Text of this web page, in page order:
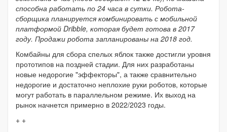
способна работать по 24 часа в сутки. Робота-
сборщика планируется комбинировать с мобильной
платформой Dribble, которая будет готова в 2017
году. Продажи робота запланированы на 2018 год.
Комбайны для сбора спелых яблок также достигли уровня
прототипов на поздней стадии. Для них разработаны
новые недорогие "эффекторы", а также сравнительно
недорогие и достаточно неплохие руки роботов, которые
могут работать в параллельном режиме. Их выход на
рынок начнется примерно в 2022/2023 годы.
+ +